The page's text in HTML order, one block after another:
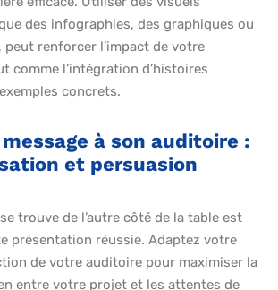
des infographies, des graphiques ou
peut renforcer l’impact de votre
comme l’intégration d’histoires
concrets.
à son auditoire :
et persuasion
trouve de l’autre côté de la table est
présentation réussie. Adaptez votre
de votre auditoire pour maximiser la
entre votre projet et les attentes de